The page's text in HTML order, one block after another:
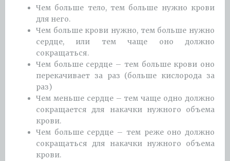
Чем больше тело, тем больше нужно крови
для него.
Чем больше крови нужно, тем больше нужно
сердце, или тем чаще оно должно
сокращаться.
Чем больше сердце – тем больше крови оно
перекачивает за раз (больше кислорода за
раз)
Чем меньше сердце – тем чаще одно должно
сокращается для накачки нужного объема
крови.
Чем больше сердце – тем реже оно должно
сокращаться для накачки нужного объема
крови.